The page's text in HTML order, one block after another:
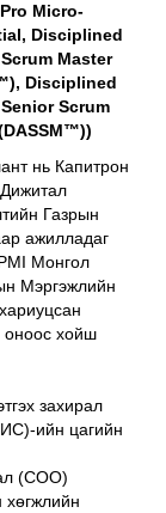
Micro-
Disciplined
Master
Disciplined
Scrum
нь Капитрон
Газрын
ажилладаг
Монгол
Мэргэжлийн
оноос хойш
захирал
ийн цагийн
(COO)
хөгжлийн